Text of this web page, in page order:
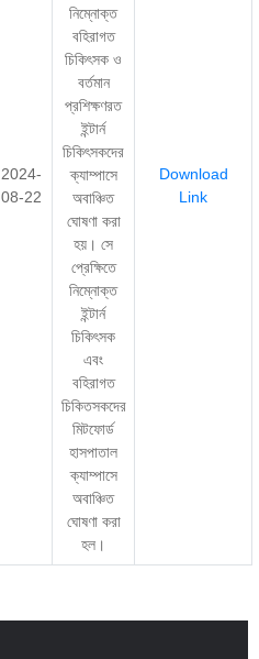
2024-
08-22
নিম্নোক্ত
বহিরাগত
চিকিৎসক ও
বর্তমান
প্রশিক্ষণরত
ইন্টার্ন
চিকিৎসকদের
ক্যাম্পাসে
অবাঞ্চিত
ঘোষণা করা
হয়। সে
প্রেক্ষিতে
নিম্নোক্ত
ইন্টার্ন
চিকিৎসক
এবং
বহিরাগত
চিকিতসকদের
মিটফোর্ড
হাসপাতাল
ক্যাম্পাসে
অবাঞ্চিত
ঘোষণা করা
হল।
Download
Link